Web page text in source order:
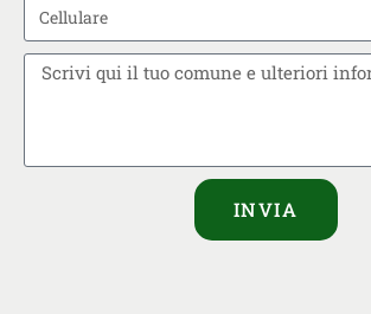
INVIA